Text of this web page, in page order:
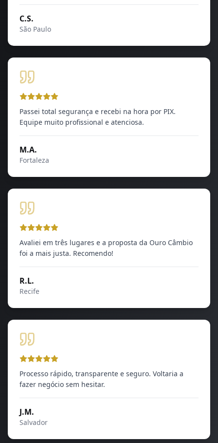
C.S.
São Paulo
Passei total segurança e recebi na hora por PIX.
Equipe muito profissional e atenciosa.
M.A.
Fortaleza
Avaliei em três lugares e a proposta da Ouro Câmbio
foi a mais justa. Recomendo!
R.L.
Recife
Processo rápido, transparente e seguro. Voltaria a
fazer negócio sem hesitar.
J.M.
Salvador